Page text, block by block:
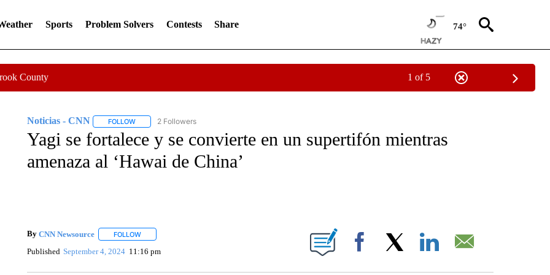
Sports Problem Solvers Contests Share 74°
County 1 of 5
Noticias - CNN FOLLOWFOLLOW "NOTICIAS - CNN" TO RECEIVE NOTIFICATIONS ABOUT NEW PAGES ON "NOTICIAS - CNN".
2 Followers
Yagi se fortalece y se convierte en un supertifón mientras
amenaza al ‘Hawai de China’
By CNN Newsource FOLLOWFOLLOW "" TO RECEIVE NOTIFICATIONS ABOUT NEW PAGES ON "".
Published September 4, 2024 11:16 pm Facebook